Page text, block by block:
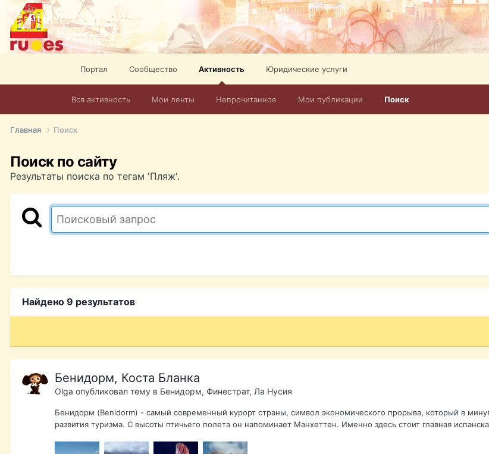
Портал Сообщество Активность
Вся активность Мои ленты Непрочитанное Мои публикации Поиск
Юридические услуги
Главная Поиск
Поиск по сайту
Результаты поиска по тегам 'Пляж'.
Найдено 9 результатов
Бенидорм, Коста Бланка
Olga опубликовал тему в Бенидорм, Финестрат, Ла Нусия
Бенидорм (Benidorm) - самый современный курорт страны, символ экономического прорыва, который в
развития туризма. С высоты птичьего полета он напоминает Манхеттен. Именно здесь стоит главная